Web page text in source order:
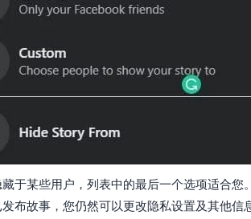
于某些用户，列表中的最后一个选项适合您
布故事，您仍然可以更改隐私设置及其他信